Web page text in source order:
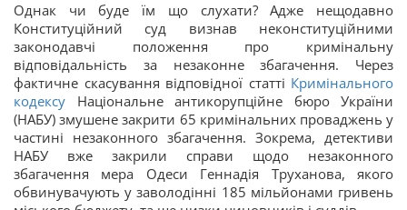
Однак чи буде їм що слухати? Адже нещодавно
Конституційний суд визнав неконституційними
законодавчі положення про кримінальну
відповідальність за незаконне збагачення. Через
фактичне скасування відповідної статті Кримінального
кодексу Національне антикорупційне бюро України
(НАБУ) змушене закрити 65 кримінальних проваджень у
частині незаконного збагачення. Зокрема, детективи
НАБУ вже закрили справи щодо незаконного
збагачення мера Одеси Геннадія Труханова, якого
обвинувачують у заволодінні 185 мільйонами гривень